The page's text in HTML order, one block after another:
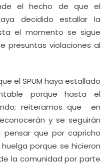
el hecho de que el
decidido estallar la
el momento se sigue
presuntas violaciones al
el SPUM haya estallado
porque hasta el
reiteramos que en
y se seguirán
que por capricho
porque se hicieron
la comunidad por parte